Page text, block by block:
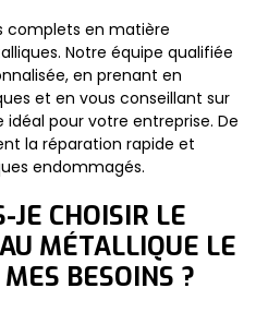
complets en matière
Notre équipe qualifiée
en prenant en
et en vous conseillant sur
pour votre entreprise. De
la réparation rapide et
endommagés.
JE CHOISIR LE
MÉTALLIQUE LE
BESOINS ?